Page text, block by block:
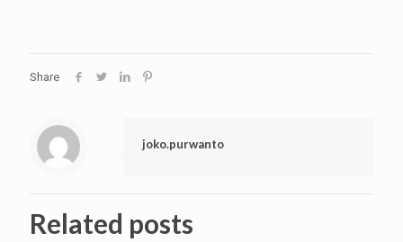
Share
joko.purwanto
Related posts